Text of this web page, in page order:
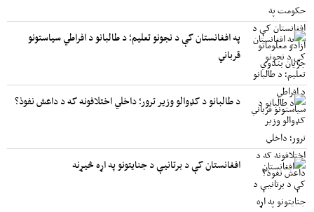
په افغانستان کې د نجونو تعلیم؛ د طالبانو د افراطي سیاستونو
قرباني
د طالبانو د کډوالو وزیر ترور؛ داخلي اختلافونه که د داعش نفوذ؟
افغانستان کې د برتانیې د جنایتونو په اړه څیړنه